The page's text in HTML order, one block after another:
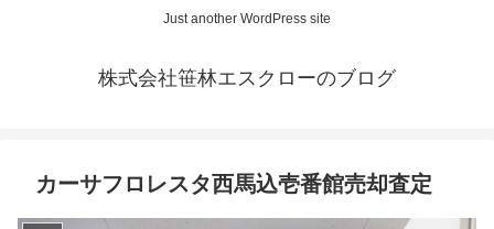
Just another WordPress site
株式会社笹林エスクローのブログ
カーサフロレスタ西馬込壱番館売却査定